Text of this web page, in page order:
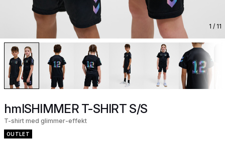
1 / 11
hmlSHIMMER T-SHIRT S/S
T-shirt med glimmer-effekt
OUTLET